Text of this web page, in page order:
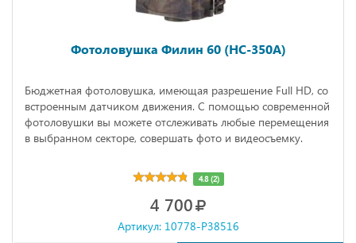
Фотоловушка Филин 60 (HC-350A)
Бюджетная фотоловушка, имеющая разрешение Full HD, со
встроенным датчиком движения. С помощью современной
фотоловушки вы можете отслеживать любые перемещения
в выбранном секторе, совершать фото и видеосъемку.
4.8 (2)
4 700
Артикул: 10778-P38516